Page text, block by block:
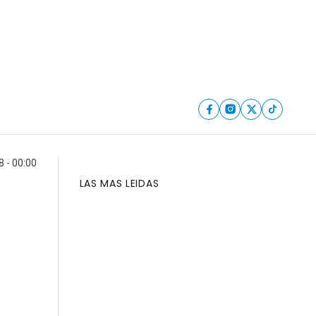
- 00:00
LAS MAS LEIDAS